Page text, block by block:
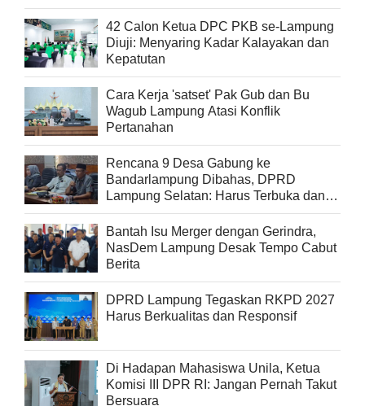
42 Calon Ketua DPC PKB se-Lampung
Diuji: Menyaring Kadar Kalayakan dan
Kepatutan
Cara Kerja 'satset' Pak Gub dan Bu
Wagub Lampung Atasi Konflik
Pertanahan
Rencana 9 Desa Gabung ke
Bandarlampung Dibahas, DPRD
Lampung Selatan: Harus Terbuka dan
Jelas
Bantah Isu Merger dengan Gerindra,
NasDem Lampung Desak Tempo Cabut
Berita
DPRD Lampung Tegaskan RKPD 2027
Harus Berkualitas dan Responsif
Di Hadapan Mahasiswa Unila, Ketua
Komisi III DPR RI: Jangan Pernah Takut
Bersuara